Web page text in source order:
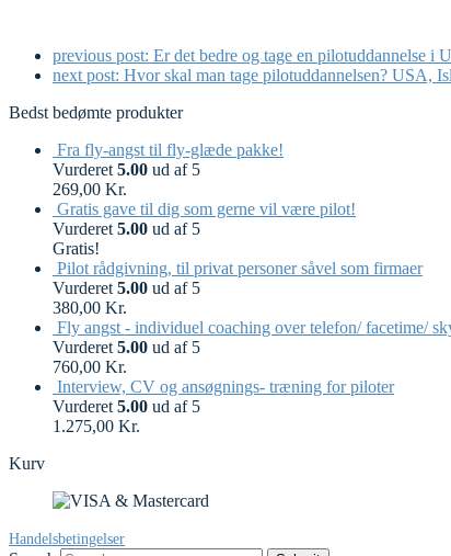
previous post: Er det bedre og tage en pilotuddannelse i
next post: Hvor skal man tage pilotuddannelsen? USA,
Bedst bedømte produkter
Fra fly-angst til fly-glæde pakke!
Vurderet 5.00 ud af 5
269,00 Kr.
Gratis gave til dig som gerne vil være pilot!
Vurderet 5.00 ud af 5
Gratis!
Pilot rådgivning, til privat personer såvel som firmaer
Vurderet 5.00 ud af 5
380,00 Kr.
Fly angst - individuel coaching over telefon/ facetime/
Vurderet 5.00 ud af 5
760,00 Kr.
Interview, CV og ansøgnings- træning for piloter
Vurderet 5.00 ud af 5
1.275,00 Kr.
Kurv
Handelsbetingelser